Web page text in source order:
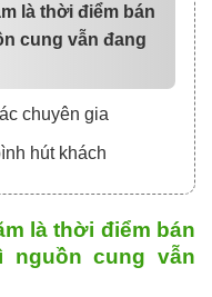
là thời điểm bán
cung vẫn đang
chuyên gia
hút khách
là thời điểm bán
nguồn cung vẫn